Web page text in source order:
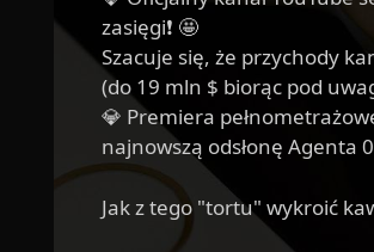
zasięgi❗ 🤩
Szacuje się, że przychody
(do 19 mln $ biorąc pod
💎 Premiera
najnowszą odsłonę Agenta
Jak z tego "tortu" wykroić